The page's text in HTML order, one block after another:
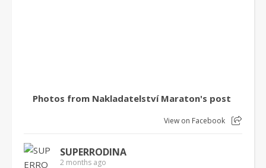
Photos from Nakladatelství Maraton's post
View on Facebook
SUPERRODINA
2 months ago